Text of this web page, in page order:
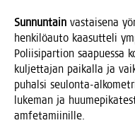
Sun­nun­tain vas­tai­se­na
hen­ki­lö­au­to kaa­sut­te­li
Polii­si­par­tion saa­pues­sa
kul­jet­ta­jan pai­kal­la ja
puhal­si seu­lon­ta-
luke­man ja
amfetamiinille.